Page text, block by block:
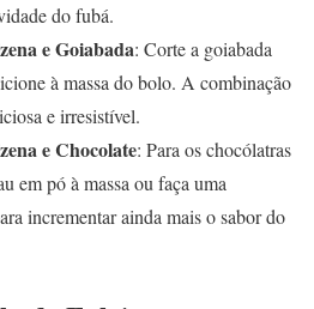
do fubá.
e Goiabada: Corte a goiabada
à massa do bolo. A combinação
e irresistível.
e Chocolate: Para os chocólatras
em pó à massa ou faça uma
incrementar ainda mais o sabor do